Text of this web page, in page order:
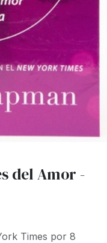
del Amor -
Times por 8